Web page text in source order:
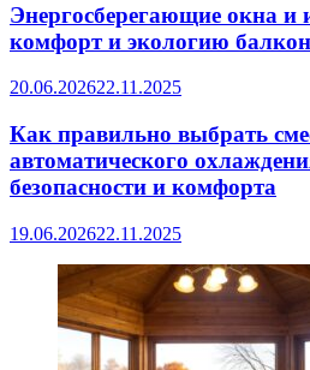
Энергосберегающие окна и
комфорт и экологию
20.06.202622.11.2025
Как правильно выбрать
автоматического
безопасности и комфорта
19.06.202622.11.2025